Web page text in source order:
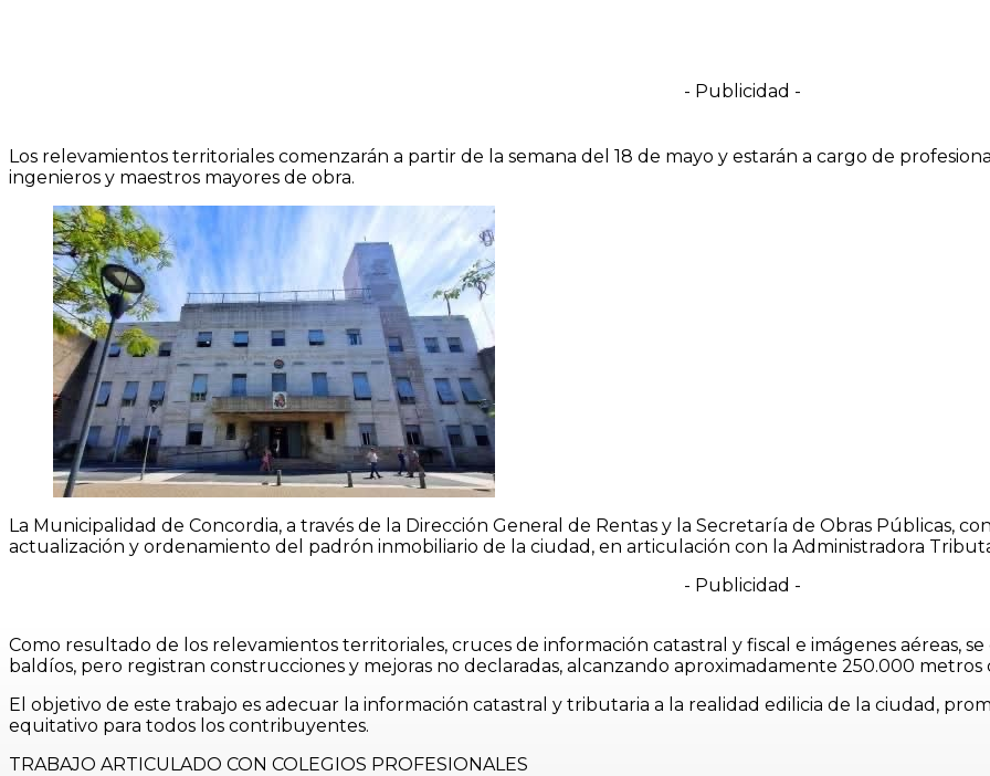
- Publicidad -
Los relevamientos territoriales comenzarán a partir de la semana del 18 de mayo y estarán a cargo de
ingenieros y maestros mayores de obra.
La Municipalidad de Concordia, a través de la Dirección General de Rentas y la Secretaría de Obras Públicas,
actualización y ordenamiento del padrón inmobiliario de la ciudad, en articulación con la Administradora
- Publicidad -
Como resultado de los relevamientos territoriales, cruces de información catastral y fiscal e imágenes aéreas,
baldíos, pero registran construcciones y mejoras no declaradas, alcanzando aproximadamente 250.000 metros
El objetivo de este trabajo es adecuar la información catastral y tributaria a la realidad edilicia de la ciudad,
equitativo para todos los contribuyentes.
TRABAJO ARTICULADO CON COLEGIOS PROFESIONALES